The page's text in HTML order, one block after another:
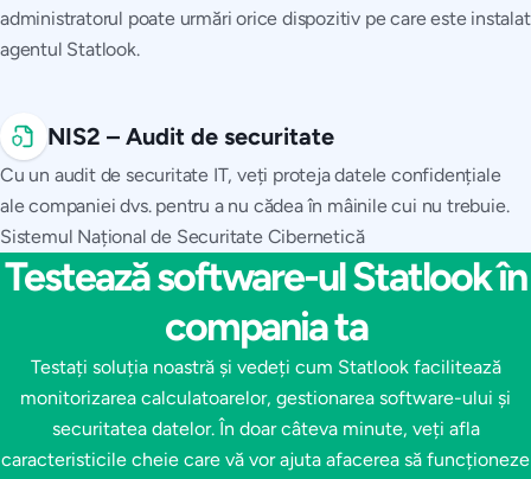
administratorul poate urmări orice dispozitiv pe care este instalat
agentul Statlook.
NIS2 – Audit de securitate
Cu un audit de securitate IT, veți proteja datele confidențiale
ale companiei dvs. pentru a nu cădea în mâinile cui nu trebuie.
Sistemul Național de Securitate Cibernetică
Testează software-ul Statlook în
compania ta
Testați soluția noastră și vedeți cum Statlook facilitează
monitorizarea calculatoarelor, gestionarea software-ului și
securitatea datelor. În doar câteva minute, veți afla
caracteristicile cheie care vă vor ajuta afacerea să funcționeze